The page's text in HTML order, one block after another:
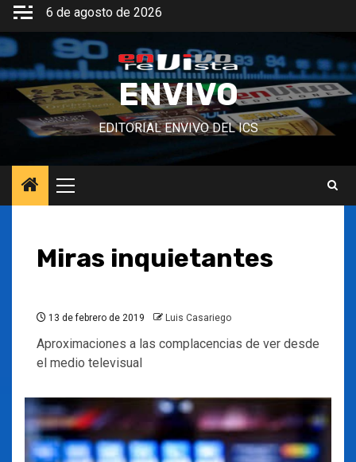
Saltar
contenido
6 de agosto de 2026
ENVIVO
EDITORIAL ENVIVO DEL ICS
Menú
principal
Miras inquietantes
13 de febrero de 2019 Luis Casariego
Aproximaciones a las complacencias de ver desde
el medio televisual